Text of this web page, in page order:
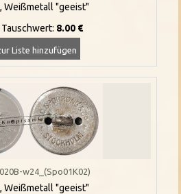
Weißmetall "geeist"
8.00 €
Liste hinzufügen
w24_(Spo01K02)
Weißmetall "geeist"